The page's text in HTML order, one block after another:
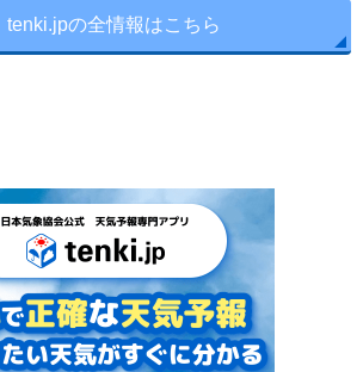
tenki.jpの全情報はこちら